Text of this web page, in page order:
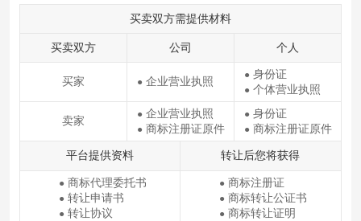
买卖双方需提供材料
买卖双方 公司 个人
买家 ●企业营业执照 ●身份证
●个体营业执照
卖家 ●企业营业执照
●商标注册证原件
●身份证
●商标注册证原件
平台提供资料 转让后您将获得
●商标代理委托书
●转让申请书
●转让协议
●商标注册证
●商标转让公证书
●商标转让证明